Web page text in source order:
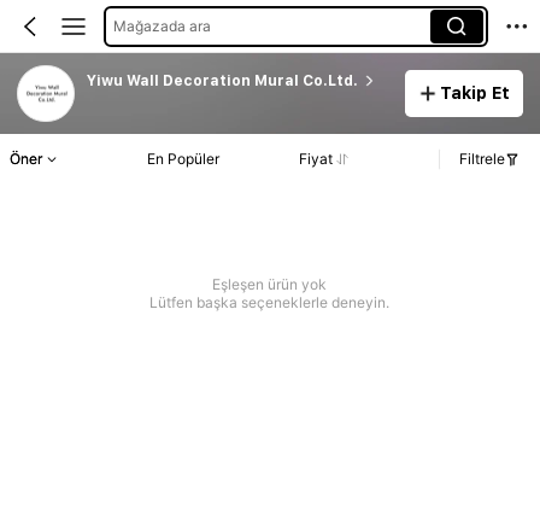
Mağazada ara
Yiwu Wall Decoration Mural Co.Ltd.
Takip Et
Öner En Popüler Fiyat Filtrele
Eşleşen ürün yok
Lütfen başka seçeneklerle deneyin.